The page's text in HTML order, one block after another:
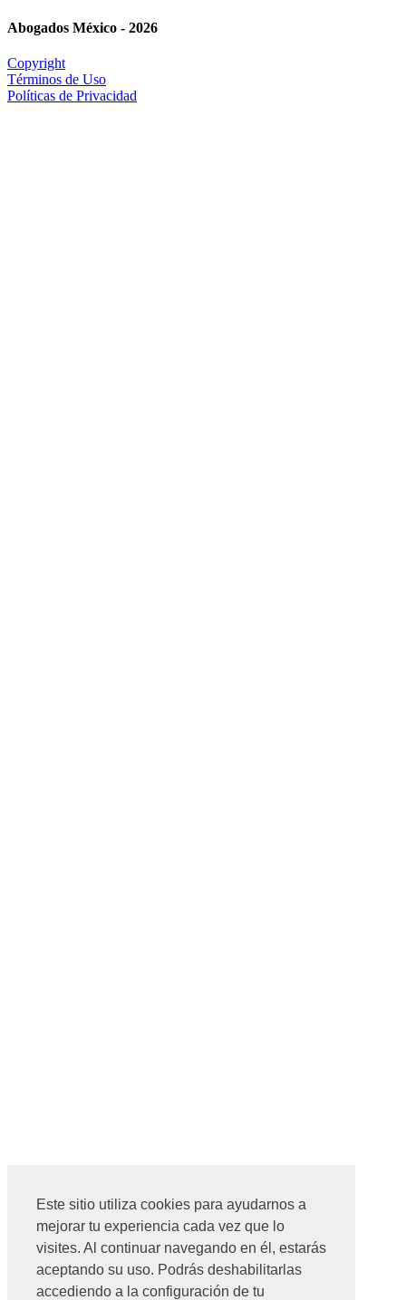
Este sitio utiliza cookies para ayudarnos a
mejorar tu experiencia cada vez que lo
visites. Al continuar navegando en él, estarás
aceptando su uso. Podrás deshabilitarlas
accediendo a la configuración de tu
Abogados México - 2026
Copyright
Términos de Uso
Políticas de Privacidad